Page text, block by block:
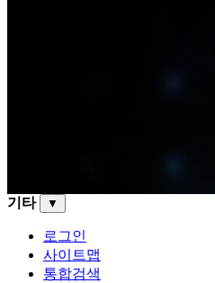
기타 ▼
로그인
사이트맵
통합검색